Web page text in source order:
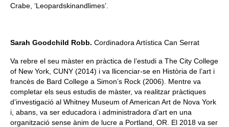
Crabe, ‘Leopardskinandlimes’.
Sarah Goodchild Robb. Cordinadora Artística Can Serrat
Va rebre el seu màster en pràctica de l’estudi a The City College
of New York, CUNY (2014) i va llicenciar-se en Història de l’art i
francès de Bard College a Simon’s Rock (2006). Mentre va
completar els seus estudis de màster, va realitzar pràctiques
d’investigació al Whitney Museum of American Art de Nova York
i, abans, va ser educadora i administradora d’art en una
organització sense ànim de lucre a Portland, OR. El 2018 va ser